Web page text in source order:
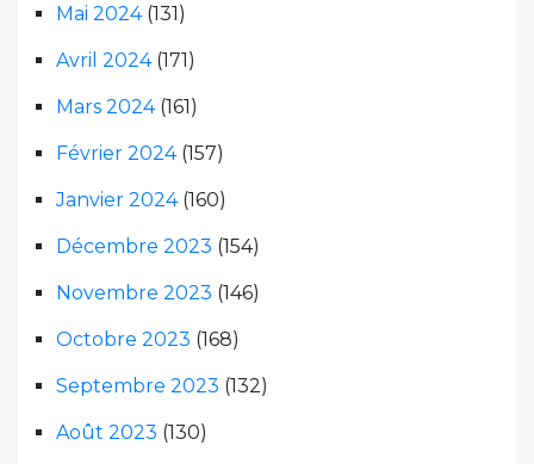
Mai 2024(131)
Avril 2024(171)
Mars 2024(161)
Février 2024(157)
Janvier 2024(160)
Décembre 2023 (154)
Novembre 2023 (146)
Octobre 2023 (168)
Septembre 2023 (132)
Août 2023 (130)